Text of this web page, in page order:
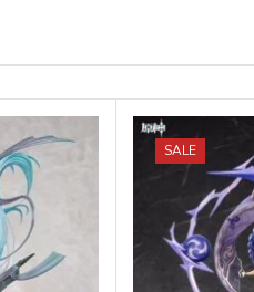
SALE